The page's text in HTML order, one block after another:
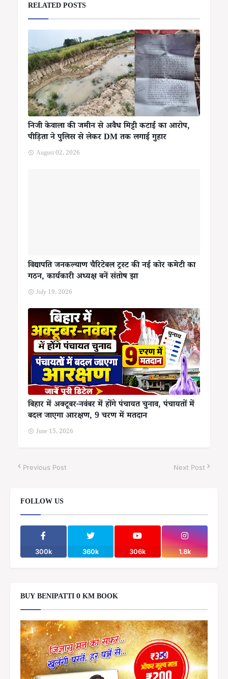
RELATED POSTS
निजी केवाला की जमीन से अवैध मिट्टी कटाई का आरोप,
पीड़िता ने पुलिस से लेकर DM तक लगाई गुहार
August 02, 2026
विद्यापति जनकल्याण चैरिटेबल ट्रस्ट की नई कोर कमेटी का
गठन, कार्यकारी अध्यक्ष बनें संतोष झा
July 19, 2026
बिहार में अक्टूबर-नवंबर में होंगे पंचायत चुनाव, पंचायतों में
बदल जाएगा आरक्षण, 9 चरण में मतदान
June 15, 2026
Previous Post Next Post
FOLLOW US
300k 360k 306k 1.8k
BUY BENIPATTI 0 KM BOOK